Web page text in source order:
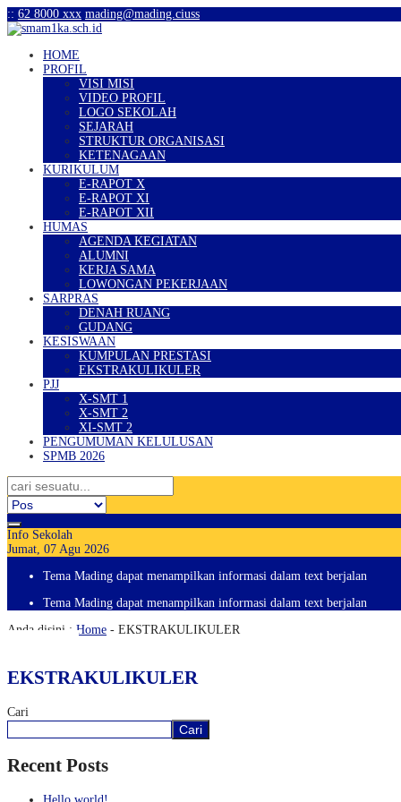
:: 62 8000 xxx mading@mading.ciuss
HOME
PROFIL
VISI MISI
VIDEO PROFIL
LOGO SEKOLAH
SEJARAH
STRUKTUR ORGANISASI
KETENAGAAN
KURIKULUM
E-RAPOT X
E-RAPOT XI
E-RAPOT XII
HUMAS
AGENDA KEGIATAN
ALUMNI
KERJA SAMA
LOWONGAN PEKERJAAN
SARPRAS
DENAH RUANG
GUDANG
KESISWAAN
KUMPULAN PRESTASI
EKSTRAKULIKULER
PJJ
X-SMT 1
X-SMT 2
XI-SMT 2
PENGUMUMAN KELULUSAN
SPMB 2026
Info Sekolah
Jumat, 07 Agu 2026
Tema Mading dapat menampilkan informasi dalam text berjalan
Tema Mading dapat menampilkan informasi dalam text berjalan
Anda disini : Home - EKSTRAKULIKULER
EKSTRAKULIKULER
Cari
Cari
Recent Posts